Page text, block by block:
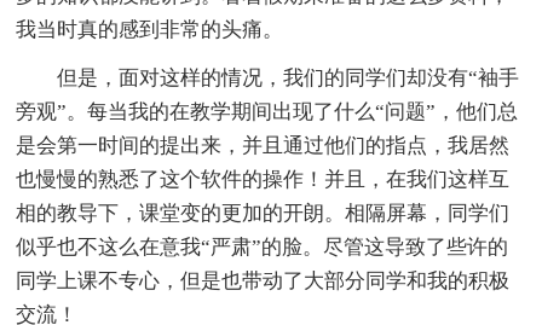
我当时真的感到非常的头痛。
但是，面对这样的情况，我们的同学们却没有“袖手
旁观”。每当我的在教学期间出现了什么“问题”，他们总
是会第一时间的提出来，并且通过他们的指点，我居然
也慢慢的熟悉了这个软件的操作！并且，在我们这样互
相的教导下，课堂变的更加的开朗。相隔屏幕，同学们
似乎也不这么在意我“严肃”的脸。尽管这导致了些许的
同学上课不专心，但是也带动了大部分同学和我的积极
交流！